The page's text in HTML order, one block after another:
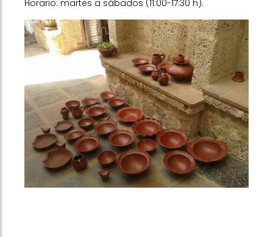
Horario: martes a sábados (11:00-17:30 h).